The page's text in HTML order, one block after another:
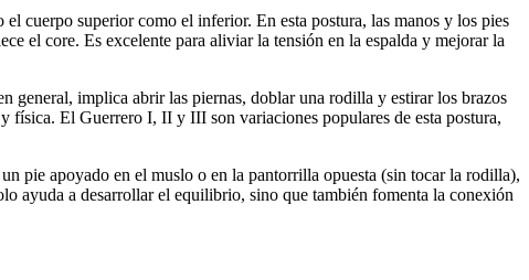
cuerpo superior como el inferior. En esta postura, las manos y los pies
el core. Es excelente para aliviar la tensión en la espalda y mejorar la
general, implica abrir las piernas, doblar una rodilla y estirar los brazos
física. El Guerrero I, II y III son variaciones populares de esta postura,
pie apoyado en el muslo o en la pantorrilla opuesta (sin tocar la rodilla),
ayuda a desarrollar el equilibrio, sino que también fomenta la conexión